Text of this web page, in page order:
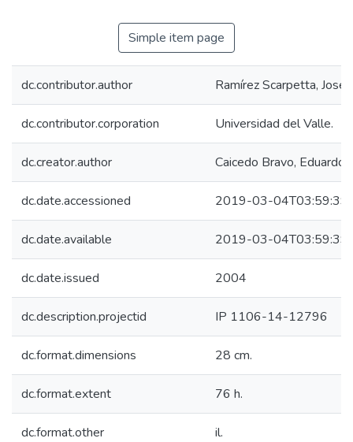
Simple item page
dc.contributor.author Ramírez Scarpetta, José
dc.contributor.corporation Universidad del Valle.
dc.creator.author Caicedo Bravo, Eduardo
dc.date.accessioned 2019-03-
dc.date.available 2019-03-
dc.date.issued 2004
dc.description.projectid IP 1106-14-12796
dc.format.dimensions 28 cm.
dc.format.extent 76 h.
dc.format.other il.